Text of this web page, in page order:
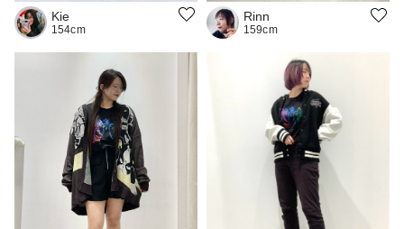
Kie
154cm
Rinn
159cm